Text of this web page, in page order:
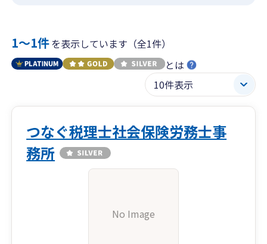
1〜1件を表示しています（全1件）
とは
つなぐ税理士社会保険労務士事
務所
No Image